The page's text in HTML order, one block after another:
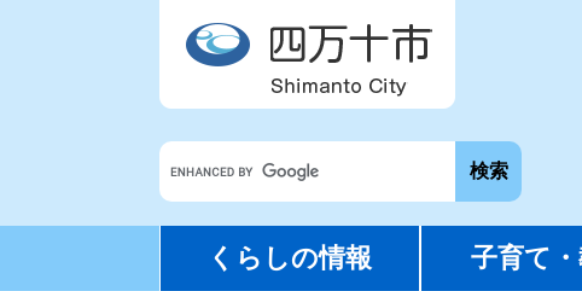
G
くらしの情報 子育て